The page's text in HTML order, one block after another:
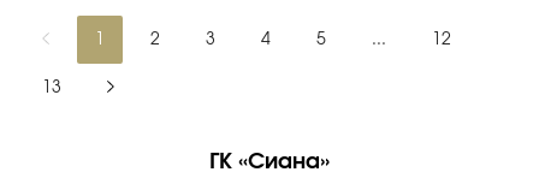
2 3 4 5 ... 12
13
ГК «Сиана»